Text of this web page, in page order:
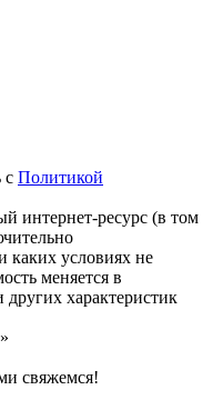
с Политикой
интернет-ресурс (в том
каких условиях не
меняется в
характеристик
свяжемся!